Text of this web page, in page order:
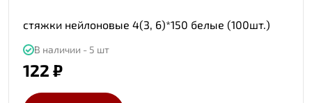
стяжки нейлоновые 4(3, 6)*150 белые (100шт.)
В наличии - 5 шт
122 ₽